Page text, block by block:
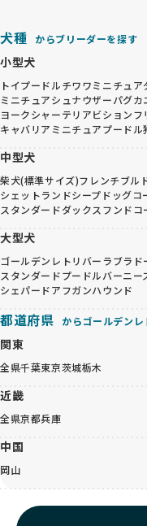
犬種 からブリーダーを探す
小型犬
トイプードルチワワミニチュア
ミニチュアシュナウザーパグカ
ヨークシャーテリアビションフ
キャバリア ミニチュアプードル
中型犬
柴犬(標準サイズ)フレンチブル
シェットランドシープドッグコ
スタンダードダックスフンドコ
大型犬
ゴールデンレトリバー ラブラド
スタンダードプードルバーニー
シェパードアフガンハウンド
都道府県 からゴールデン
関東
全県千葉東京茨城栃木
近畿
全県京都兵庫
中国
岡山